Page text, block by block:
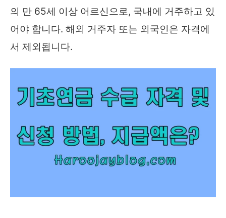
의 만 65세 이상 어르신으로, 국내에 거주하고 있
어야 합니다. 해외 거주자 또는 외국인은 자격에
서 제외됩니다.